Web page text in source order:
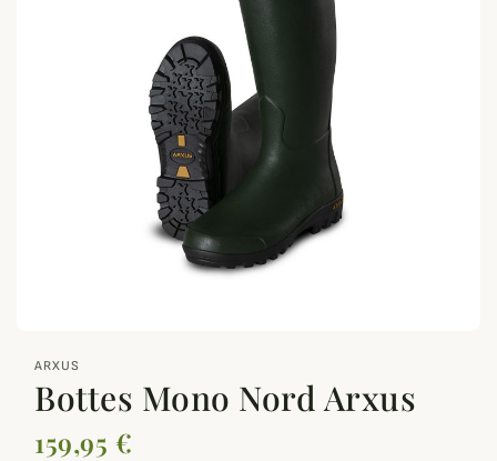
ARXUS
Bottes Mono Nord Arxus
159,95 €